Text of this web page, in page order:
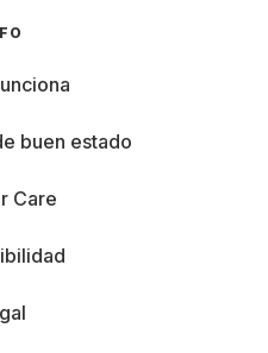
buen estado
Care